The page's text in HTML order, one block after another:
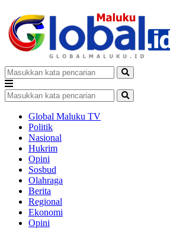
Global Maluku TV
Politik
Nasional
Hukrim
Opini
Sosbud
Olahraga
Berita
Regional
Ekonomi
Opini